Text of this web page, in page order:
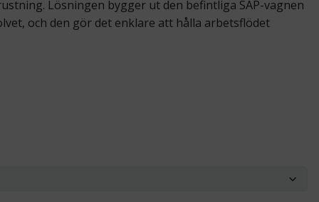
Lösningen bygger ut den befintliga SAP-vagnen
och den gör det enklare att hålla arbetsflödet